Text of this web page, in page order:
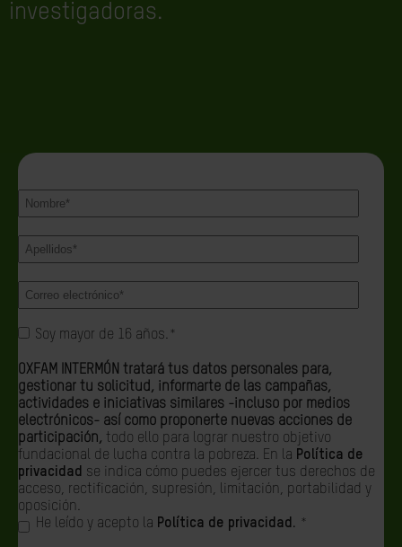
investigadoras.
Soy mayor de 16 años. *
OXFAM INTERMÓN tratará tus datos personales para,
gestionar tu solicitud, informarte de las campañas,
actividades e iniciativas similares -incluso por medios
electrónicos- así como proponerte nuevas acciones de
participación, todo ello para lograr nuestro objetivo
fundacional de lucha contra la pobreza. En la Política de
privacidad se indica cómo puedes ejercer tus derechos de
acceso, rectificación, supresión, limitación, portabilidad y
oposición.
He leído y acepto la Política de privacidad. *